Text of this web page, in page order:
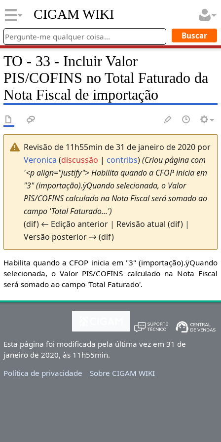
CIGAM WIKI
TO - 33 - Incluir Valor
PIS/COFINS no Total Faturado da
Nota Fiscal de importação
Revisão de 11h55min de 31 de janeiro de 2020 por
Veronica (discussão | contribs)(Criou página com
'<p align="justify"> Habilita quando a CFOP inicia em
"3" (importação).ÿQuando selecionada, o Valor
PIS/COFINS calculado na Nota Fiscal será somado ao
campo 'Total Faturado...')
(dif) ← Edição anterior | Revisão atual (dif) |
Versão posterior → (dif)
Habilita quando a CFOP inicia em "3" (importação).ÿQuando
selecionada, o Valor PIS/COFINS calculado na Nota Fiscal
será somado ao campo 'Total Faturado'.
Esta página foi modificada pela última vez em 31 de
janeiro de 2020, às 11h55min.
Política de privacidade
Sobre CIGAM WIKI